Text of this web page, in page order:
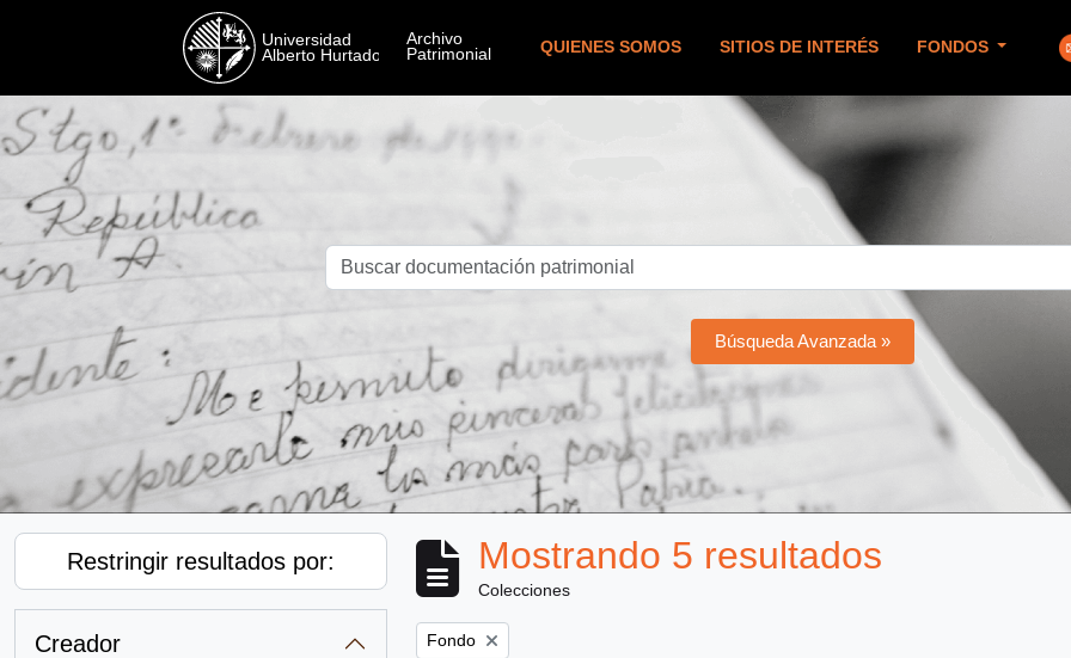
QUIENES SOMOS SITIOS DE INTERÉS FONDOS
Búsqueda Avanzada »
Restringir resultados por:
Creador
Mostrando 5 resultados
Colecciones
Remove filter:
Fondo